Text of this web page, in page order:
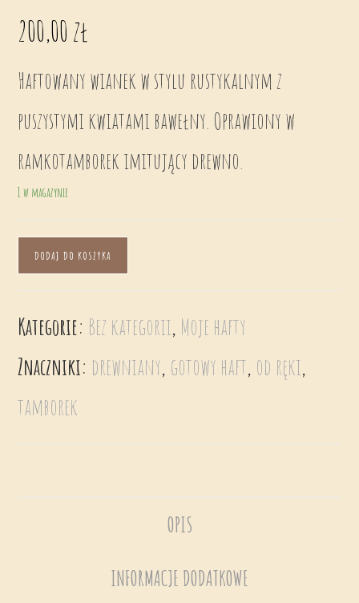
200,00zł
Haftowany wianek w stylu rustykalnym z
puszystymi kwiatami bawełny. Oprawiony w
ramkotamborek imitujący drewno.
1 w magazynie
DODAJ DO KOSZYKA
Kategorie: Bez kategorii, Moje hafty
Znaczniki: drewniany, gotowy haft, od ręki,
tamborek
OPIS
INFORMACJE DODATKOWE